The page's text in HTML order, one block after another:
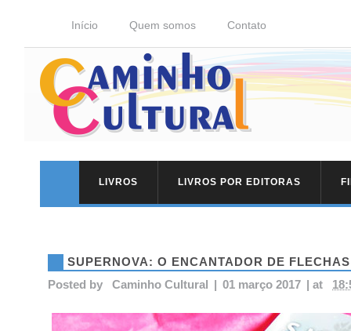
Início Quem somos Contato
LIVROS LIVROS POR EDITORAS
SUPERNOVA: O ENCANTADOR DE FLECHAS
Posted by
Caminho Cultural | 01 março 2017 | at